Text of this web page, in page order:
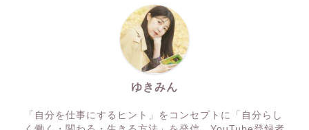
ゆきみん
「自分を仕事にするヒント」をコンセプトに「自分らし